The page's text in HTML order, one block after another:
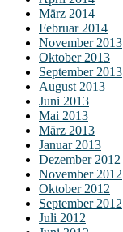
März 2014
Februar 2014
November 2013
Oktober 2013
September 2013
August 2013
Juni 2013
Mai 2013
März 2013
Januar 2013
Dezember 2012
November 2012
Oktober 2012
September 2012
Juli 2012